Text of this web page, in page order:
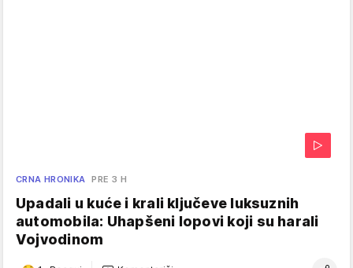
CRNA HRONIKA PRE 3 H
Upadali u kuće i krali ključeve luksuznih
automobila: Uhapšeni lopovi koji su harali
Vojvodinom